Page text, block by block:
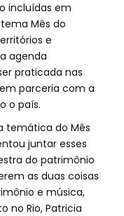
incluídas em
Mês do
e
agenda
praticada nas
parceria com a
o país.
temática do Mês
juntar esses
do patrimônio
as duas coisas
e música,
no Rio, Patricia